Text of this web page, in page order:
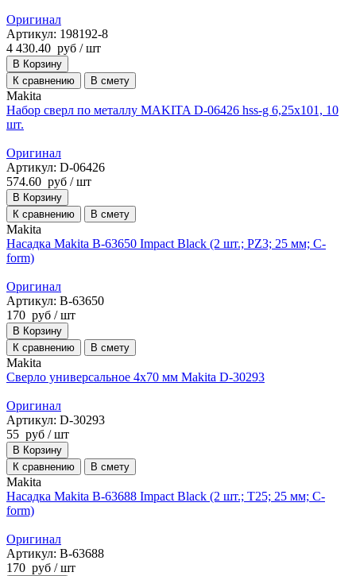
Оригинал
Артикул: 198192-8
4 430.40 руб / шт
В Корзину
К сравнению
В смету
Makita
Набор сверл по металлу MAKITA D-06426 hss-g 6,25х101, 10
шт.
Оригинал
Артикул: D-06426
574.60 руб / шт
В Корзину
К сравнению
В смету
Makita
Насадка Makita B-63650 Impact Black (2 шт.; PZ3; 25 мм; C-
form)
Оригинал
Артикул: B-63650
170 руб / шт
В Корзину
К сравнению
В смету
Makita
Сверло универсальное 4х70 мм Makita D-30293
Оригинал
Артикул: D-30293
55 руб / шт
В Корзину
К сравнению
В смету
Makita
Насадка Makita B-63688 Impact Black (2 шт.; T25; 25 мм; C-
form)
Оригинал
Артикул: B-63688
170 руб / шт